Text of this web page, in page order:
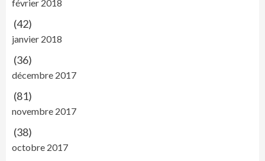
février 2018
(42)
janvier 2018
(36)
décembre 2017
(81)
novembre 2017
(38)
octobre 2017